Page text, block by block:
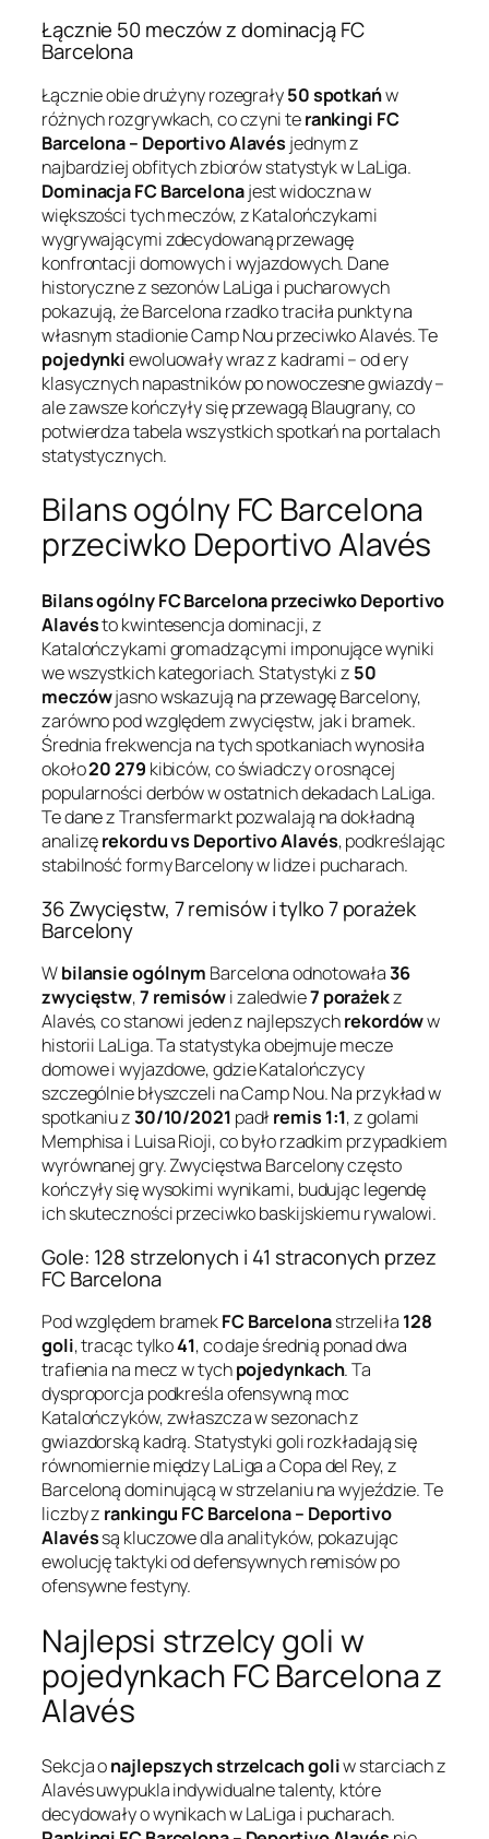
Łącznie 50 meczów z dominacją FC
Barcelona
Łącznie obie drużyny rozegrały50 spotkańw
różnych rozgrywkach, co czyni terankingi FC
Barcelona – Deportivo Alavés jednym z
najbardziej obfitych zbiorów statystyk w LaLiga.
Dominacja FC Barcelonajest widoczna w
większości tych meczów, z Katalończykami
wygrywającymi zdecydowaną przewagę
konfrontacji domowych i wyjazdowych. Dane
historyczne z sezonów LaLiga i pucharowych
pokazują, że Barcelona rzadko traciła punkty na
własnym stadionie Camp Nou przeciwko Alavés. Te
pojedynkiewoluowały wraz z kadrami – od ery
klasycznych napastników po nowoczesne gwiazdy –
ale zawsze kończyły się przewagą Blaugrany, co
potwierdza tabela wszystkich spotkań na portalach
statystycznych.
Bilans ogólny FC Barcelona
przeciwko Deportivo Alavés
Bilans ogólny FC Barcelona przeciwko Deportivo
Alavésto kwintesencja dominacji, z
Katalończykami gromadzącymi imponujące wyniki
we wszystkich kategoriach. Statystyki z 50
meczówjasno wskazują na przewagę Barcelony,
zarówno pod względem zwycięstw, jak i bramek.
Średnia frekwencja na tych spotkaniach wynosiła
około20 279 kibiców, co świadczy o rosnącej
popularności derbów w ostatnich dekadach LaLiga.
Te dane z Transfermarkt pozwalają na dokładną
analizęrekordu vs Deportivo Alavés, podkreślając
stabilność formy Barcelony w lidze i pucharach.
36 Zwycięstw, 7 remisów i tylko 7 porażek
Barcelony
Wbilansie ogólnym Barcelona odnotowała36
zwycięstw,7 remisówi zaledwie7 porażekz
Alavés, co stanowi jeden z najlepszychrekordóww
historii LaLiga. Ta statystyka obejmuje mecze
domowe i wyjazdowe, gdzie Katalończycy
szczególnie błyszczeli na Camp Nou. Na przykład w
spotkaniu z30/10/2021 padłremis 1:1, z golami
Memphisa i Luisa Rioji, co było rzadkim przypadkiem
wyrównanej gry. Zwycięstwa Barcelony często
kończyły się wysokimi wynikami, budując legendę
ich skuteczności przeciwko baskijskiemu rywalowi.
Gole: 128 strzelonych i 41 straconych przez
FC Barcelona
Pod względem bramekFC Barcelonastrzeliła 128
goli, tracąc tylko41, co daje średnią ponad dwa
trafienia na mecz w tychpojedynkach. Ta
dysproporcja podkreśla ofensywną moc
Katalończyków, zwłaszcza w sezonach z
gwiazdorską kadrą. Statystyki goli rozkładają się
równomiernie między LaLiga a Copa del Rey, z
Barceloną dominującą w strzelaniu na wyjeździe. Te
liczby z rankingu FC Barcelona – Deportivo
Alavéssą kluczowe dla analityków, pokazując
ewolucję taktyki od defensywnych remisów po
ofensywne festyny.
Najlepsi strzelcy goli w
pojedynkach FC Barcelona z
Alavés
Sekcja onajlepszych strzelcach goliw starciach z
Alavés uwypukla indywidualne talenty, które
decydowały o wynikach w LaLiga i pucharach.